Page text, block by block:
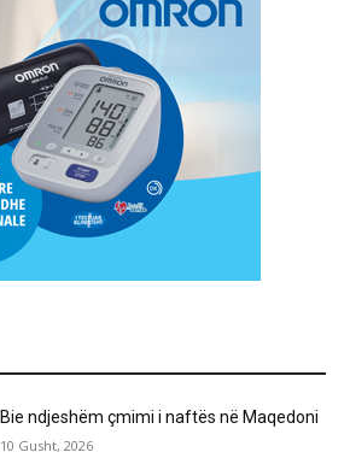
Bie ndjeshëm çmimi i naftës në Maqedoni
10 Gusht, 2026